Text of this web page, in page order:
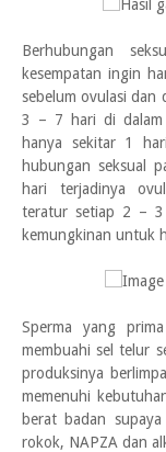
Berhubungan
kesempatan ingin
sebelum ovulasi dan
3 – 7 hari di dalam
hanya sekitar 1
hubungan seksual
hari terjadinya
teratur setiap 2 – 3
kemungkinan untuk
Sperma yang
membuahi sel telur
produksinya
memenuhi
berat badan
rokok, NAPZA dan